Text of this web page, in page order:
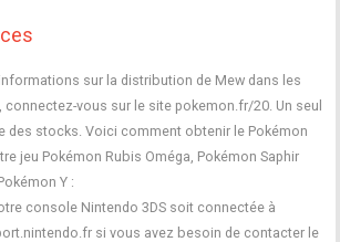
sur la distribution de Mew dans les
vous sur le site pokemon.fr/20. Un seul
des stocks. Voici comment obtenir le Pokémon
jeu Pokémon Rubis Oméga, Pokémon Saphir
Y :
console Nintendo 3DS soit connectée à
si vous avez besoin de contacter le